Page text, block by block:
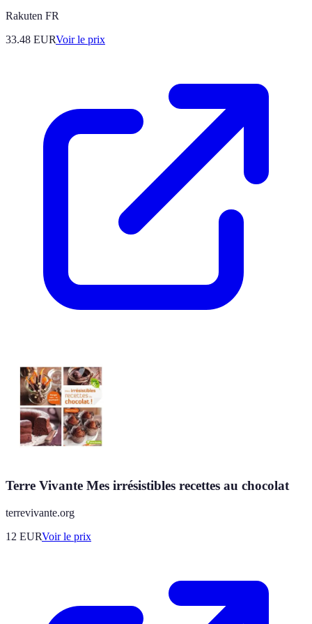
Rakuten FR
33.48 EURVoir le prix
Terre Vivante Mes irrésistibles recettes au chocolat
terrevivante.org
12 EURVoir le prix